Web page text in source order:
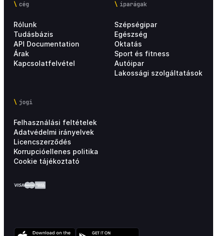
cég
Rólunk
Tudásbázis
API Documentation
Árak
Kapcsolatfelvétel
iparágak
Szépségipar
Egészség
Oktatás
Sport és fitness
Autóipar
Lakossági szolgáltatások
jogi
Felhasználási feltételek
Adatvédelmi irányelvek
Licencszerződés
Korrupcióellenes politika
Cookie tájékoztató